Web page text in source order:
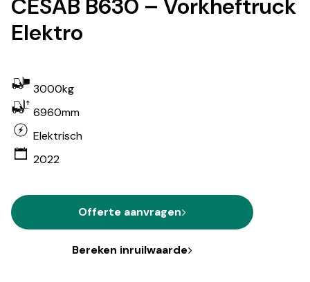
CESAB B630 – Vorkheftruck
Elektro
3000kg
6960mm
Elektrisch
2022
Offerte aanvragen
Bereken inruilwaarde